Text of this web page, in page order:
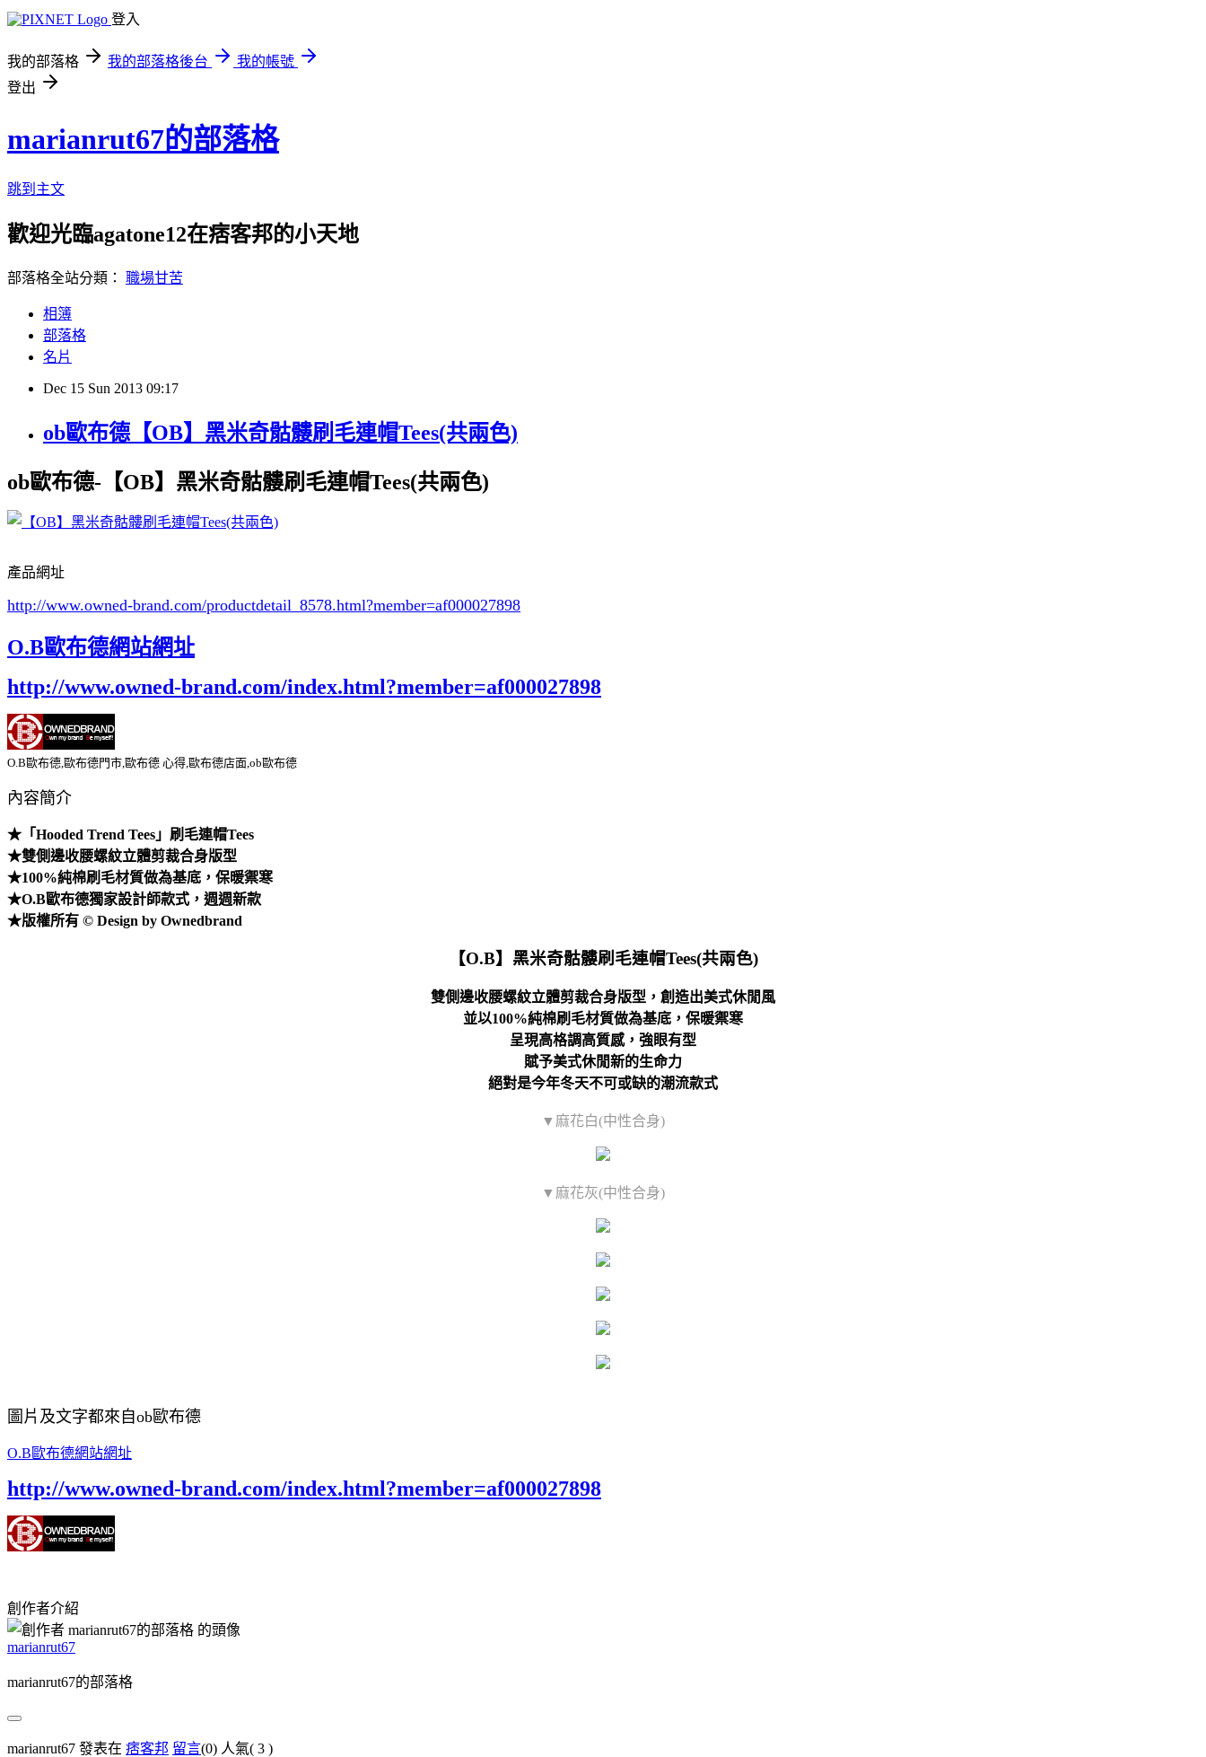
登入
我的部落格 我的部落格後台
我的帳號
登出
marianrut67的部落格
跳到主文
歡迎光臨agatone12在痞客邦的小天地
部落格全站分類： 職場甘苦
相簿
部落格
名片
Dec 15 Sun 2013 09:17
ob歐布德【OB】黑米奇骷髏刷毛連帽Tees(共兩色)
ob歐布德-【OB】黑米奇骷髏刷毛連帽Tees(共兩色)
產品網址
http://www.owned-brand.com/productdetail_8578.html?member=af000027898
O.B歐布德網站網址
http://www.owned-brand.com/index.html?member=af000027898
O.B歐布德,歐布德門市,歐布德 心得,歐布德店面,ob歐布德
內容簡介
★「Hooded Trend Tees」刷毛連帽Tees
★雙側邊收腰螺紋立體剪裁合身版型
★100%純棉刷毛材質做為基底，保暖禦寒
★O.B歐布德獨家設計師款式，週週新款
★版權所有 © Design by Ownedbrand
【O.B】黑米奇骷髏刷毛連帽Tees(共兩色)
雙側邊收腰螺紋立體剪裁合身版型，創造出美式休閒風
並以100%純棉刷毛材質做為基底，保暖禦寒
呈現高格調高質感，強眼有型
賦予美式休閒新的生命力
絕對是今年冬天不可或缺的潮流款式
▼麻花白(中性合身)
▼麻花灰(中性合身)
圖片及文字都來自ob歐布德
O.B歐布德網站網址
http://www.owned-brand.com/index.html?member=af000027898
創作者介紹
marianrut67
marianrut67的部落格
marianrut67 發表在 痞客邦 留言(0) 人氣( 3 )